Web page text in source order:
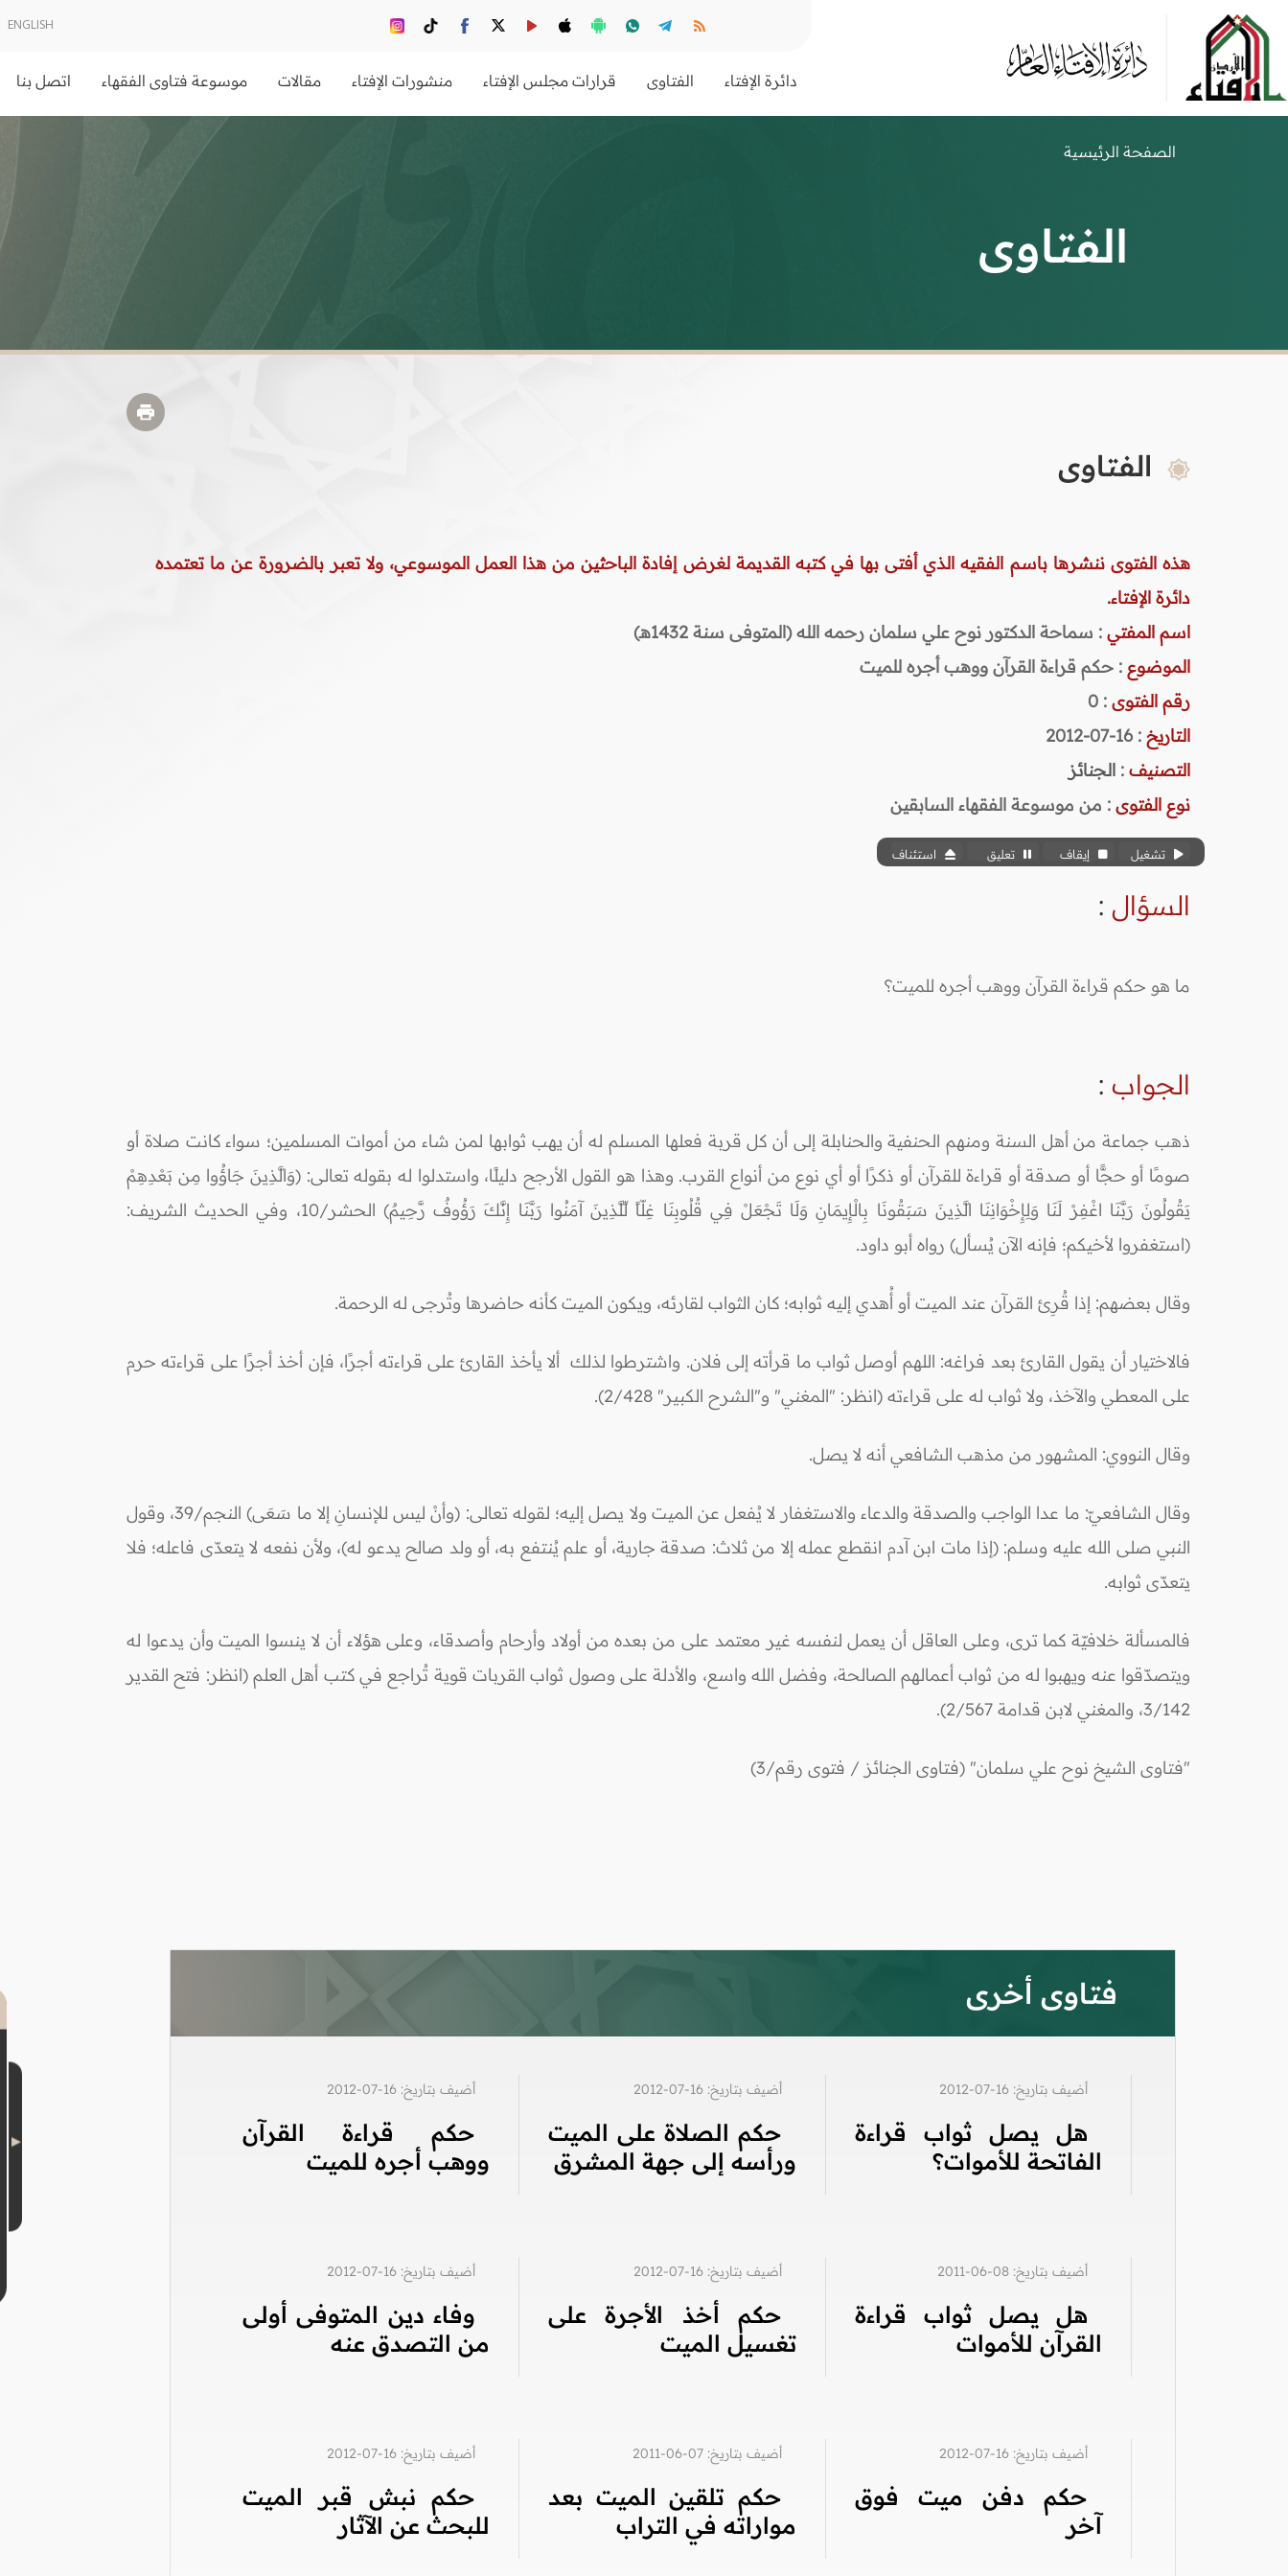
ENGLISH
دائرة الإفتاء الفتاوى قرارات مجلس الإفتاء منشورات الإفتاء مقالات موسوعة فتاوى الفقهاء اتصل بنا
الصفحة الرئيسية
الفتاوى
الفتاوى
هذه الفتوى ننشرها باسم الفقيه الذي أفتى بها في كتبه القديمة لغرض إفادة الباحثين من هذا العمل الموسوعي، ولا تعبر بالضرورة عن ما تعتمده
دائرة الإفتاء.
اسم المفتي : سماحة الدكتور نوح علي سلمان رحمه الله (المتوفى سنة 1432هـ)
الموضوع : حكم قراءة القرآن ووهب أجره للميت
رقم الفتوى :
0
التاريخ : 16-07-2012
التصنيف : الجنائز
نوع الفتوى : من موسوعة الفقهاء السابقين
تشغيل إيقاف تعليق استئناف
السؤال :
ما هو حكم قراءة القرآن ووهب أجره للميت؟
الجواب :
ذهب جماعة من أهل السنة ومنهم الحنفية والحنابلة إلى أن كل قربة فعلها المسلم له أن يهب ثوابها لمن شاء من أموات المسلمين؛ سواء كانت صلاة أو
صومًا أو حجًّا أو صدقة أو قراءة للقرآن أو ذكرًا أو أي نوع من أنواع القرب. وهذا هو القول الأرجح دليلًا، واستدلوا له بقوله تعالى: (وَالَّذِينَ جَاؤُوا مِن بَعْدِهِمْ
يَقُولُونَ رَبَّنَا اغْفِرْ لَنَا وَلِإِخْوَانِنَا الَّذِينَ سَبَقُونَا بِالْإِيمَانِ وَلَا تَجْعَلْ فِي قُلُوبِنَا غِلّاً لِّلَّذِينَ آمَنُوا رَبَّنَا إِنَّكَ رَؤُوفٌ رَّحِيمٌ) الحشر/10، وفي الحديث الشريف:
(استغفروا لأخيكم؛ فإنه الآن يُسأل) رواه أبو داود.
وقال بعضهم: إذا قُرِئ القرآن عند الميت أو أُهدي إليه ثوابه؛ كان الثواب لقارئه، ويكون الميت كأنه حاضرها وتُرجى له الرحمة.
فالاختيار أن يقول القارئ بعد فراغه: اللهم أوصل ثواب ما قرأته إلى فلان. واشترطوا لذلك ألا يأخذ القارئ على قراءته أجرًا، فإن أخذ أجرًا على قراءته حرم
على المعطي والآخذ، ولا ثواب له على قراءته (انظر: "المغني" و"الشرح الكبير" 2/428).
وقال النووي: المشهور من مذهب الشافعي أنه لا يصل.
وقال الشافعيّ: ما عدا الواجب والصدقة والدعاء والاستغفار لا يُفعل عن الميت ولا يصل إليه؛ لقوله تعالى: (وأنْ ليس للإنسانِ إلا ما سَعَى) النجم/39، وقول
النبي صلى الله عليه وسلم: (إذا مات ابن آدم انقطع عمله إلا من ثلاث: صدقة جارية، أو علم يُنتفع به، أو ولد صالح يدعو له)، ولأن نفعه لا يتعدّى فاعله؛ فلا
يتعدّى ثوابه.
فالمسألة خلافيّة كما ترى، وعلى العاقل أن يعمل لنفسه غير معتمد على من بعده من أولاد وأرحام وأصدقاء، وعلى هؤلاء أن لا ينسوا الميت وأن يدعوا له
ويتصدّقوا عنه ويهبوا له من ثواب أعمالهم الصالحة، وفضل الله واسع، والأدلة على وصول ثواب القربات قوية تُراجع في كتب أهل العلم (انظر: فتح القدير
3/142، والمغني لابن قدامة 2/567).
"فتاوى الشيخ نوح علي سلمان" (فتاوى الجنائز / فتوى رقم/3)
فتاوى أخرى
أضيف بتاريخ: 16-07-2012
هل يصل ثواب قراءة
الفاتحة للأموات؟
أضيف بتاريخ: 16-07-2012
حكم الصلاة على الميت
ورأسه إلى جهة المشرق
أضيف بتاريخ: 16-07-2012
حكم قراءة القرآن
ووهب أجره للميت
أضيف بتاريخ: 08-06-2011
هل يصل ثواب قراءة
القرآن للأموات
أضيف بتاريخ: 16-07-2012
حكم أخذ الأجرة على
تغسيل الميت
أضيف بتاريخ: 16-07-2012
وفاء دين المتوفى أولى
من التصدق عنه
أضيف بتاريخ: 16-07-2012
حكم دفن ميت فوق
آخر
أضيف بتاريخ: 07-06-2011
حكم تلقين الميت بعد
مواراته في التراب
أضيف بتاريخ: 16-07-2012
حكم نبش قبر الميت
للبحث عن الآثار